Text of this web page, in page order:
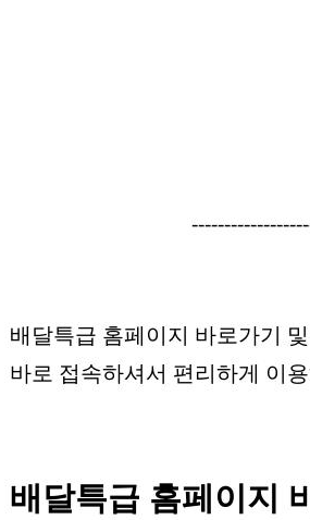
배달특급 홈페이지 바로가기
바로 접속하셔서 편리하게 이
배달특급 홈페이지